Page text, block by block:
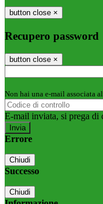
button close ×
Recupero password
button close ×
Non hai una e-mail associata
E-mail inviata, si prega di
Errore
Chiudi
Successo
Chiudi